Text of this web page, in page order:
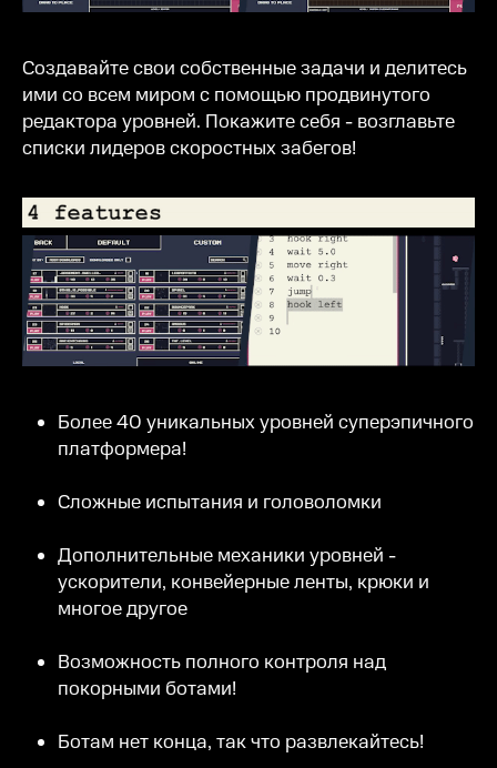
Создавайте свои собственные задачи и делитесь
ими со всем миром с помощью продвинутого
редактора уровней. Покажите себя - возглавьте
списки лидеров скоростных забегов!
Более 40 уникальных уровней суперэпичного
платформера!
Сложные испытания и головоломки
Дополнительные механики уровней -
ускорители, конвейерные ленты, крюки и
многое другое
Возможность полного контроля над
покорными ботами!
Ботам нет конца, так что развлекайтесь!